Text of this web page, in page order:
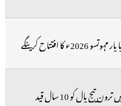
کا افتتاح کرینگے
پال کو 10 سال قید